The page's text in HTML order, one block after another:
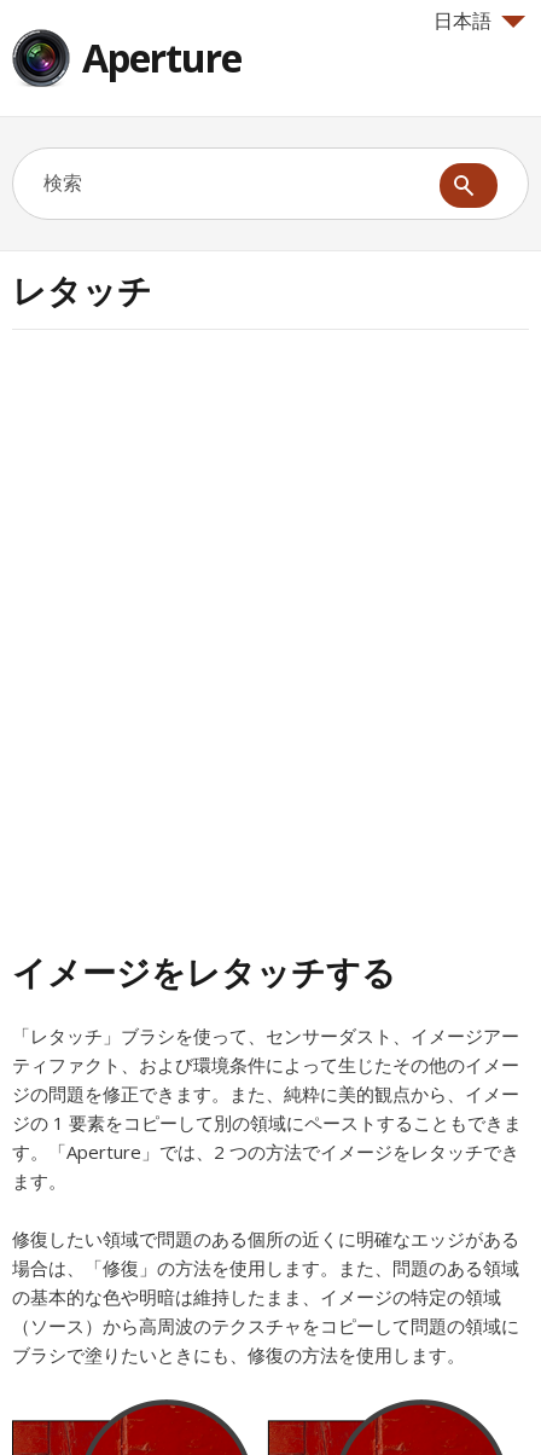
日本語
Aperture
レタッチ
イメージをレタッチする
「レタッチ」ブラシを使って、センサーダスト、イメージアー
ティファクト、および環境条件によって生じたその他のイメー
ジの問題を修正できます。また、純粋に美的観点から、イメー
ジの 1 要素をコピーして別の領域にペーストすることもできま
す。「Aperture」では、2 つの方法でイメージをレタッチでき
ます。
修復したい領域で問題のある個所の近くに明確なエッジがある
場合は、「修復」の方法を使用します。また、問題のある領域
の基本的な色や明暗は維持したまま、イメージの特定の領域
（ソース）から高周波のテクスチャをコピーして問題の領域に
ブラシで塗りたいときにも、修復の方法を使用します。